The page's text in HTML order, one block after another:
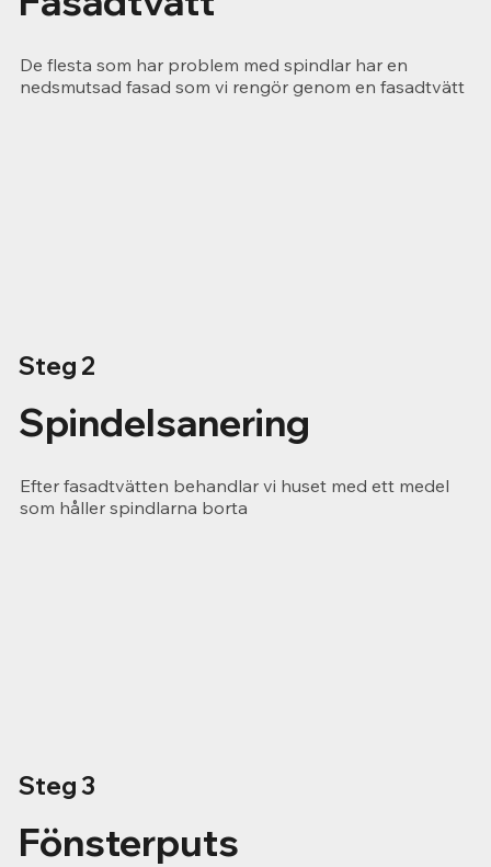
De flesta som har problem med spindlar har en
nedsmutsad fasad som vi rengör genom en fasadtvätt
Efter fasadtvätten behandlar vi huset med ett medel
som håller spindlarna borta
Spindelsanering
Steg 2
Fönsterputs
Steg 3